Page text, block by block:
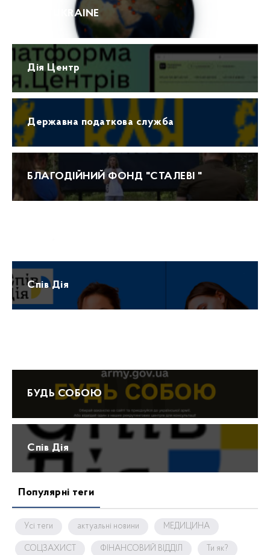
ПРО UKRAINE
Дія Центр
Державна податкова служба
БЛАГОДІЙНИЙ ФОНД "СТАЛЕВІ "
Спів Дія
БУДЬ СОБОЮ
Спів Дія
Популярні теги
Усі теги актуальні новини МЕДИЦИНА
СОЦЗАХИСТ ФІНАНСОВИЙ ВІДДІЛ Ти як?